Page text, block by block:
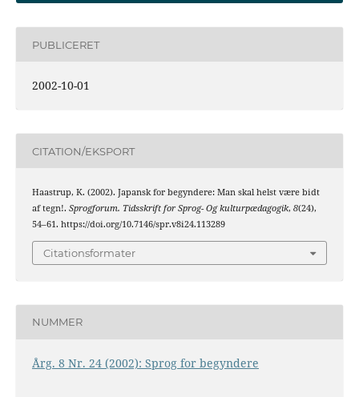
PUBLICERET
2002-10-01
CITATION/EKSPORT
Haastrup, K. (2002). Japansk for begyndere: Man skal helst være bidt
af tegn!. Sprogforum. Tidsskrift for Sprog- Og kulturpædagogik, 8(24),
54–61. https://doi.org/10.7146/spr.v8i24.113289
Citationsformater
NUMMER
Årg. 8 Nr. 24 (2002): Sprog for begyndere